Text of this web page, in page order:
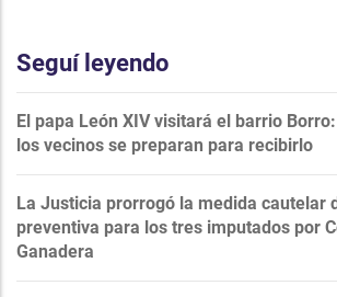
Seguí leyendo
El papa León XIV visitará el barrio
los vecinos se preparan para recibirlo
La Justicia prorrogó la medida cautelar
preventiva para los tres imputados por
Ganadera